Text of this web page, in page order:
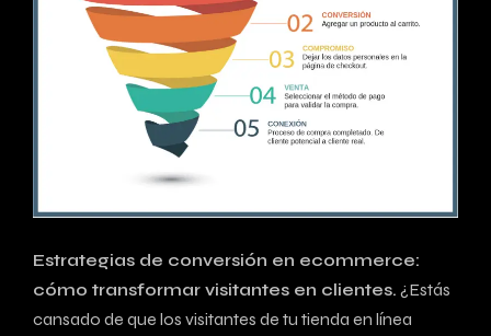
Estrategias de conversión en ecommerce:
cómo transformar visitantes en clientes. ¿Estás⁣
cansado de que los visitantes de tu tienda en línea